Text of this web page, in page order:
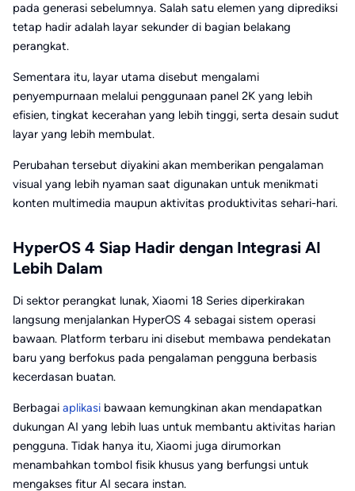
pada generasi sebelumnya. Salah satu elemen yang diprediksi
tetap hadir adalah layar sekunder di bagian belakang
perangkat.
Sementara itu, layar utama disebut mengalami
penyempurnaan melalui penggunaan panel 2K yang lebih
efisien, tingkat kecerahan yang lebih tinggi, serta desain sudut
layar yang lebih membulat.
Perubahan tersebut diyakini akan memberikan pengalaman
visual yang lebih nyaman saat digunakan untuk menikmati
konten multimedia maupun aktivitas produktivitas sehari-hari.
HyperOS 4 Siap Hadir dengan Integrasi AI
Lebih Dalam
Di sektor perangkat lunak, Xiaomi 18 Series diperkirakan
langsung menjalankan HyperOS 4 sebagai sistem operasi
bawaan. Platform terbaru ini disebut membawa pendekatan
baru yang berfokus pada pengalaman pengguna berbasis
kecerdasan buatan.
Berbagai aplikasi bawaan kemungkinan akan mendapatkan
dukungan AI yang lebih luas untuk membantu aktivitas harian
pengguna. Tidak hanya itu, Xiaomi juga dirumorkan
menambahkan tombol fisik khusus yang berfungsi untuk
mengakses fitur AI secara instan.